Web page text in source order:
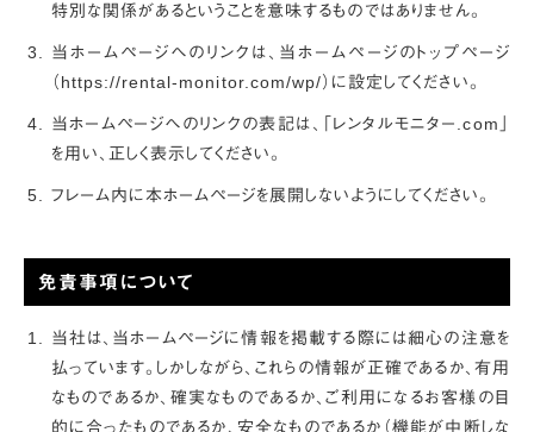
特別な関係があるということを意味するものではありません。
当ホームページへのリンクは、当ホームページのトップページ
（https://rental-monitor.com/wp/）に設定してください。
当ホームページへのリンクの表記は、「レンタルモニター.com」
を用い、正しく表示してください。
フレーム内に本ホームページを展開しないようにしてください。
免責事項について
当社は、当ホームページに情報を掲載する際には細心の注意を
払っています。しかしながら、これらの情報が正確であるか、有用
なものであるか、確実なものであるか、ご利用になるお客様の目
的に合ったものであるか、安全なものであるか（機能が中断しな